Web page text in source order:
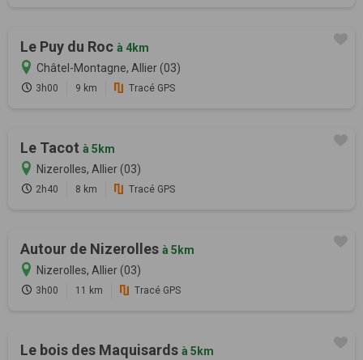
Le Puy du Roc à 4km
Châtel-Montagne, Allier (03)
3h00 9 km Tracé GPS
Le Tacot à 5km
Nizerolles, Allier (03)
2h40 8 km Tracé GPS
Autour de Nizerolles à 5km
Nizerolles, Allier (03)
3h00 11 km Tracé GPS
Le bois des Maquisards à 5km